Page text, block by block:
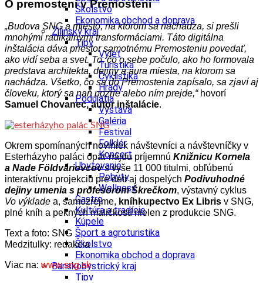
Školstvo
Ekonomika obchod a doprava
Žilinský kraj
Tipy
Výlet
Turistika
Cyklistika
Hrady
Podujatia
Výstava
Galéria
Festival
Folklór
Koncert
Ubytovanie
Pobyty
Wellness
Gastro
Kultúra a tradície
Kúpele
Šport a agroturistika
Školstvo
Ekonomika obchod a doprava
Banskobystrický kraj
Tipy
O premostení v Premostení
„Budova SNG a miesto, na ktorom sa nachádza, si prešli
mnohými radikálnymi transformáciami. Táto digitálna
inštalácia dáva priestor samotnému Premosteniu povedať,
ako vidí seba a svet. To, čo o sebe počulo, ako ho formovala
predstava architekta, dejiny a aura miesta, na ktorom sa
nachádza. Všetko, čo sa do Premostenia zapísalo, sa zjaví aj
človeku, ktorý sa naň pozrie alebo ním prejde,“hovorí
Samuel Chovanec, autor inštalácie.
Okrem spomínaných noviniek návštevníci a návštevníčky v
Esterházyho paláci opäť nájdu príjemnú Knižnicu Kornela
a Nade Földváriovcovs vyše 11 000 titulmi, obľúbenú
interaktívnu projekciu pre deti aj dospelých Podivuhodné
dejiny umenia s profesorom Škrečkom, výstavný cyklus
Vo výklade a, samozrejme, kníhkupectvo Ex Libris v SNG,
plné kníh a pekných maličkostí nielen z produkcie SNG.
Text a foto: SNG
Medzitulky: redakcia
Viac na: www.sng.sk